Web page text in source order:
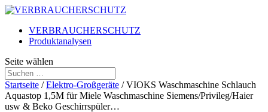
VERBRAUCHERSCHUTZ
Produktanalysen
Seite wählen
Startseite /Elektro-Großgeräte / VIOKS Waschmaschine Schlauch
Aquastop 1,5M für Miele Waschmaschine Siemens/Privileg/Haier
usw & Beko Geschirrspüler…